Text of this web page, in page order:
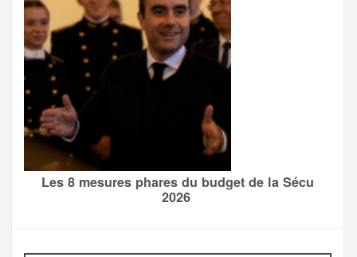
Les 8 mesures phares du budget de la Sécu
2026